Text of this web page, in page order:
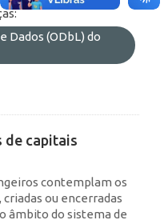
Dados (ODbL) do
de capitais
contemplam os
ou encerradas
âmbito do sistema de